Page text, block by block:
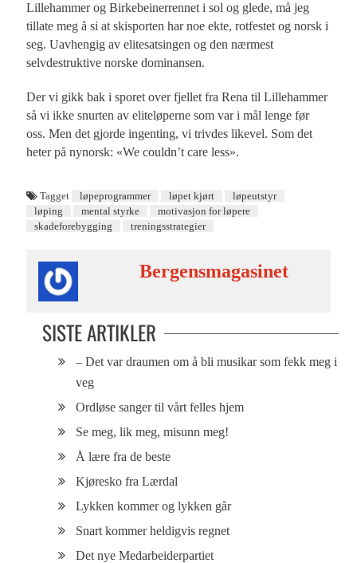
Lillehammer og Birkebeinerrennet i sol og glede, må jeg
tillate meg å si at skisporten har noe ekte, rotfestet og norsk i
seg. Uavhengig av elitesatsingen og den nærmest
selvdestruktive norske dominansen.
Der vi gikk bak i sporet over fjellet fra Rena til Lillehammer
så vi ikke snurten av eliteløperne som var i mål lenge før
oss. Men det gjorde ingenting, vi trivdes likevel. Som det
heter på nynorsk: «We couldn’t care less».
Tagget løpeprogrammer løpet kjørt
løpeutstyr
løping
mental styrke
motivasjon for løpere
skadeforebygging
treningsstrategier
Bergensmagasinet
SISTE ARTIKLER
– Det var draumen om å bli musikar som fekk meg i
veg
Ordløse sanger til vårt felles hjem
Se meg, lik meg, misunn meg!
Å lære fra de beste
Kjøresko fra Lærdal
Lykken kommer og lykken går
Snart kommer heldigvis regnet
Det nye Medarbeiderpartiet